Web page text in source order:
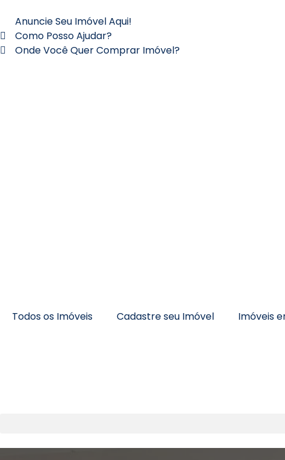
Anuncie Seu Imóvel Aqui!
Como Posso Ajudar?
Onde Você Quer Comprar Imóvel?
Todos os Imóveis Cadastre seu Imóvel Imóveis